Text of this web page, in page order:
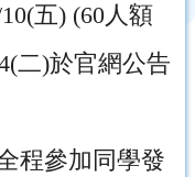
五) (60人額
二)於官網公告
程參加同學發